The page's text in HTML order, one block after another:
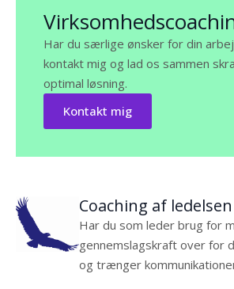
Har du særlige ønsker for din
kontakt mig og lad os sammen
optimal løsning.
Kontakt mig
Coaching af ledelsen
Har du som leder brug for
gennemslagskraft over for
og trænger